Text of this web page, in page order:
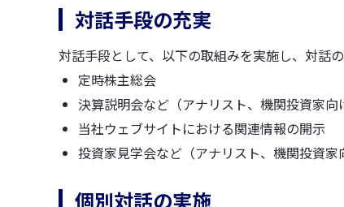
合成皮革QUOLE®
ファブリック
すべて見る
ビスコテックスとは
ションサービス
すべて見る
対話手段の充実
対話手段として、以下の取組みを実施し、対話の
定時株主総会
決算説明会など（アナリスト、機関投資家向
当社ウェブサイトにおける関連情報の開示
投資家見学会など（アナリスト、機関投資家
個別対話の実施